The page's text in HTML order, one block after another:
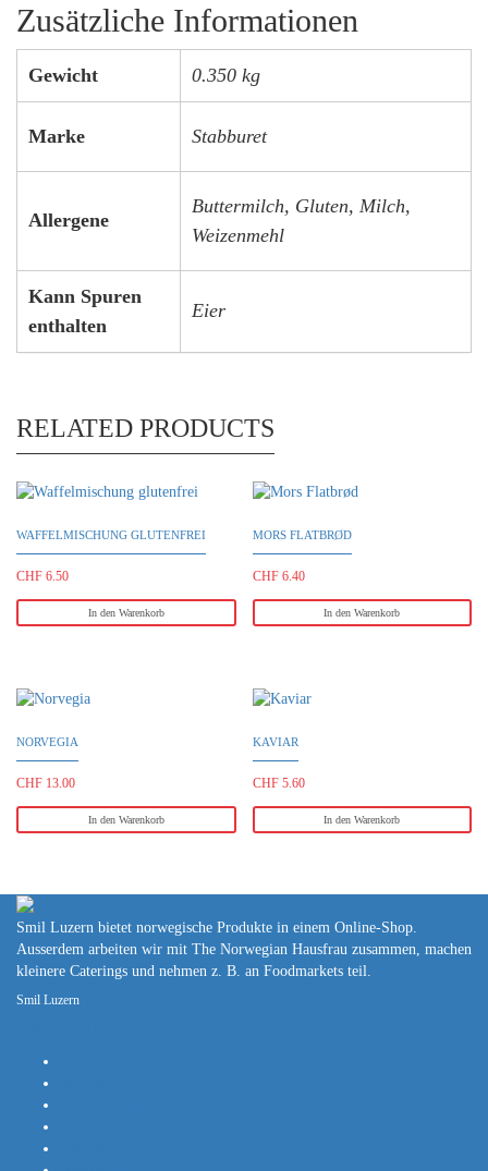
Zusätzliche Informationen
Gewicht 0.350 kg
Marke Stabburet
Allergene
Buttermilch, Gluten, Milch,
Weizenmehl
Kann Spuren
enthalten
Eier
RELATED PRODUCTS
WAFFELMISCHUNG GLUTENFREI
CHF 6.50
In den Warenkorb
MORS FLATBRØD
CHF6.40
In den Warenkorb
NORVEGIA
CHF 13.00
In den Warenkorb
KAVIAR
CHF5.60
In den Warenkorb
Smil Luzern bietet norwegische Produkte in einem Online-Shop.
Ausserdem arbeiten wir mit The Norwegian Hausfrau zusammen, machen
kleinere Caterings und nehmen z. B. an Foodmarkets teil.
Smil Luzern